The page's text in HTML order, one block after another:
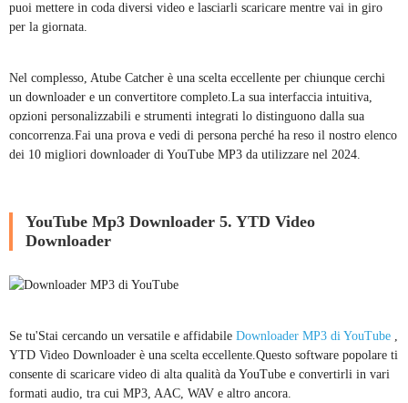
puoi mettere in coda diversi video e lasciarli scaricare mentre vai in giro
per la giornata.
Nel complesso, Atube Catcher è una scelta eccellente per chiunque cerchi
un downloader e un convertitore completo.La sua interfaccia intuitiva,
opzioni personalizzabili e strumenti integrati lo distinguono dalla sua
concorrenza.Fai una prova e vedi di persona perché ha reso il nostro elenco
dei 10 migliori downloader di YouTube MP3 da utilizzare nel 2024.
YouTube Mp3 Downloader 5. YTD Video
Downloader
Se tu'Stai cercando un versatile e affidabile Downloader MP3 di YouTube ,
YTD Video Downloader è una scelta eccellente.Questo software popolare ti
consente di scaricare video di alta qualità da YouTube e convertirli in vari
formati audio, tra cui MP3, AAC, WAV e altro ancora.